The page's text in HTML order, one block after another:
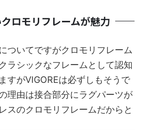
ロモリフレームが魅力
ついてですがクロモリフレーム
ラシックなフレームとして認知
すがVIGOREは必ずしもそうで
理由は接合部分にラグパーツが
スのクロモリフレームだからと